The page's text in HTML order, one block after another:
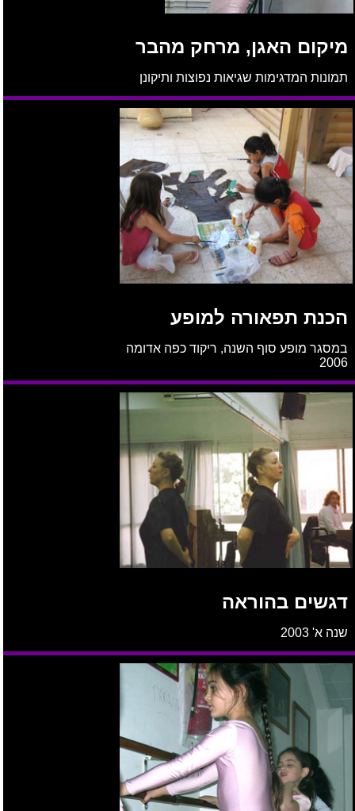
מיקום האגן, מרחק מהבר
תמונות המדגימות שגיאות נפוצות ותיקונן
הכנת תפאורה למופע
במסגר מופע סוף השנה, ריקוד כפה אדומה
2006
דגשים בהוראה
שנה א' 2003